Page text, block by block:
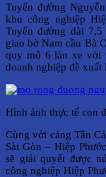
Tuyến đường
khu công nghiệp
Tuyến đường dài
giao bờ Nam cầu Bà
quy mô 6 làn xe với
doanh nghiệp đề xuất
Hình ảnh thực tế con
Cùng với cảng Tân
Sài Gòn – Hiệp
sẽ giải quyết được
công nghiệp Hiệp